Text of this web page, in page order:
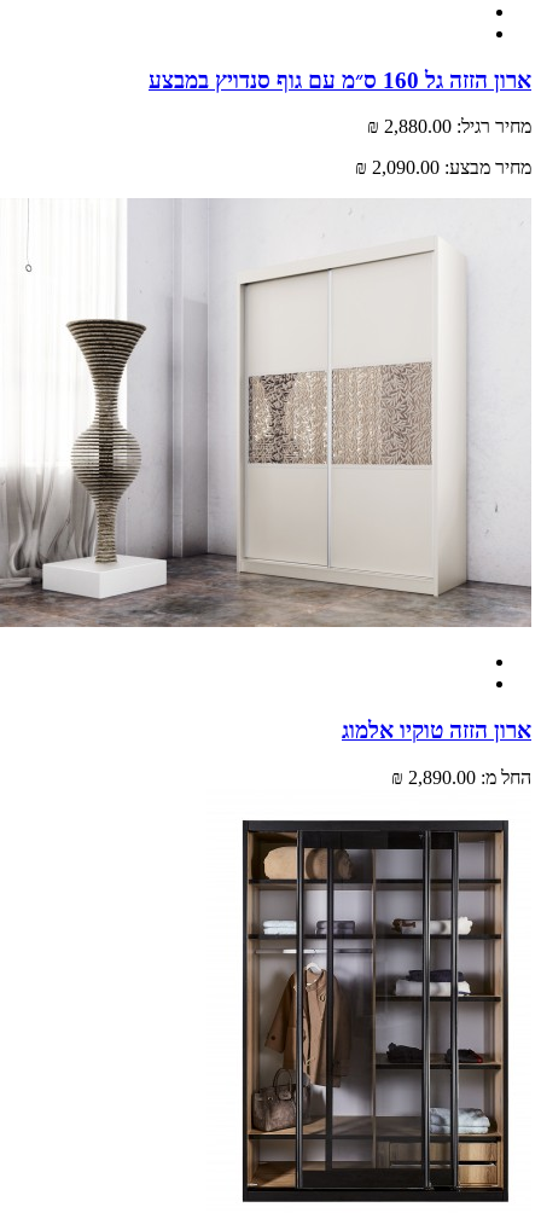
160 ס״מ עם גוף סנדויץ במבצע
רגיל: 2,880.00 ₪
מבצע: 2,090.00 ₪
הזזה טוקיו אלמוג
מ: 2,890.00 ₪